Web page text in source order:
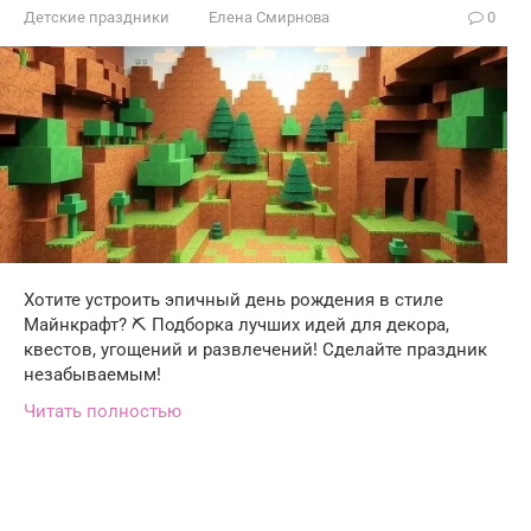
Детские праздники Елена Смирнова 0
Хотите устроить эпичный день рождения в стиле
Майнкрафт? ⛏ Подборка лучших идей для декора,
квестов, угощений и развлечений! Сделайте праздник
незабываемым!
Читать полностью